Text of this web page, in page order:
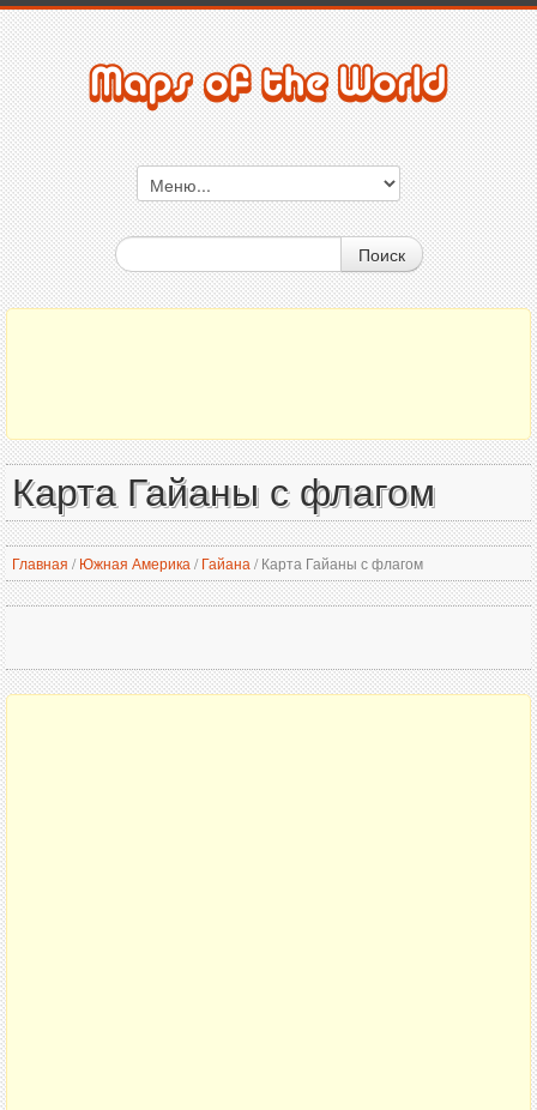
Поиск
Карта Гайаны с флагом
Главная / Южная Америка / Гайана /Карта Гайаны с флагом